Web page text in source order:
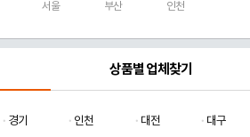
서울 부산 인천
상품별 업체찾기
경기 인천 대전
대구